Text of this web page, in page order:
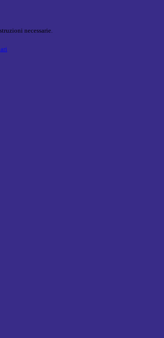
necessarie.